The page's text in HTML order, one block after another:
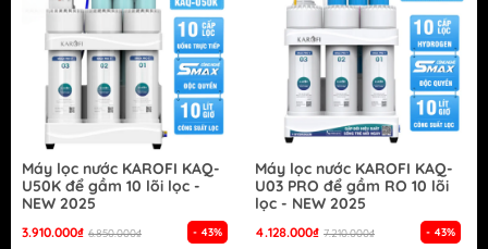
Máy lọc nước KAROFI KAQ-
U50K để gầm 10 lõi lọc -
NEW 2025
3.910.000₫ 6.850.000₫ - 43%
Máy lọc nước KAROFI KAQ-
U03 PRO để gầm RO 10 lõi
lọc - NEW 2025
4.128.000₫ 7.210.000₫ - 43%